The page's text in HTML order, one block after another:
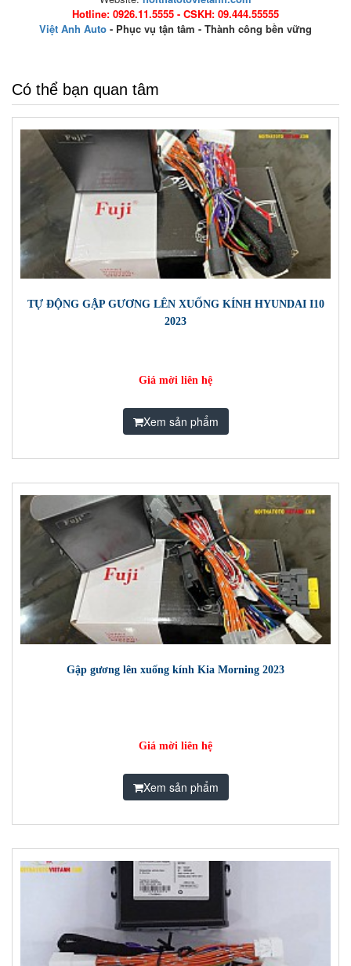
Hotline: 0926.11.5555 - CSKH: 09.444.55555
Việt Anh Auto - Phục vụ tận tâm - Thành công bền vững
Có thể bạn quan tâm
TỰ ĐỘNG GẬP GƯƠNG LÊN XUỐNG KÍNH HYUNDAI I10
2023
Giá mời liên hệ
Xem sản phẩm
Gập gương lên xuống kính Kia Morning 2023
Giá mời liên hệ
Xem sản phẩm